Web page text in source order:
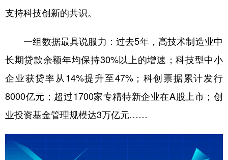
支持科技创新的共识。
一组数据最具说服力：过去5年，高技术制造业中
长期贷款余额年均保持30%以上的增速；科技型中小
企业获贷率从14%提升至47%；科创票据累计发行
8000亿元；超过1700家专精特新企业在A股上市；创
业投资基金管理规模达3万亿元……